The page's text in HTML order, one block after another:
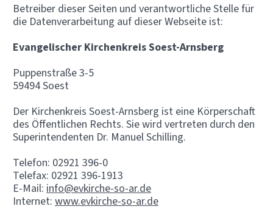
Betreiber dieser Seiten und verantwortliche Stelle für
die Datenverarbeitung auf dieser Webseite ist:
Evangelischer Kirchenkreis Soest-Arnsberg
Puppenstraße 3-5
59494 Soest
Der Kirchenkreis Soest-Arnsberg ist eine Körperschaft
des Öffentlichen Rechts. Sie wird vertreten durch den
Superintendenten Dr. Manuel Schilling.
Telefon: 02921 396-0
Telefax: 02921 396-1913
E-Mail: info@evkirche-so-ar.de
Internet: www.evkirche-so-ar.de